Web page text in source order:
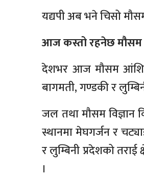
यद्यपी अब भने चिसो
आज कस्तो रहनेछ मौसम
देशभर आज मौसम
बागमती, गण्डकी र
जल तथा मौसम विज्ञान
स्थानमा मेघगर्जन र
र लुम्बिनी प्रदेशको
।